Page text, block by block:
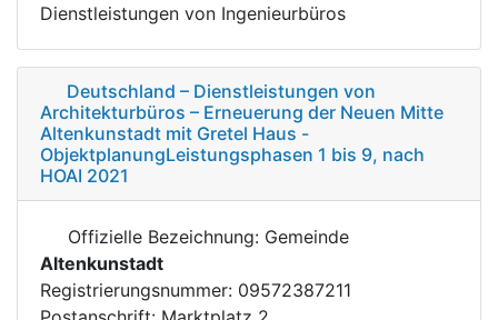
Dienstleistungen von Ingenieurbüros
Deutschland – Dienstleistungen von
Architekturbüros – Erneuerung der Neuen Mitte
Altenkunstadt mit Gretel Haus -
ObjektplanungLeistungsphasen 1 bis 9, nach
HOAI 2021
Offizielle Bezeichnung: Gemeinde
Altenkunstadt
Registrierungsnummer: 09572387211